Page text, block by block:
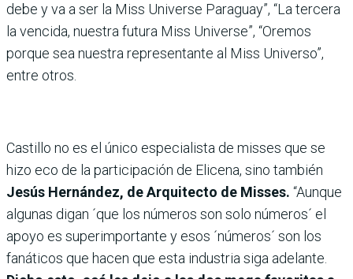
debe y va a ser la Miss Universe Paraguay”, “La tercera
la vencida, nuestra futura Miss Universe”, “Oremos
porque sea nuestra representante al Miss Universo”,
entre otros.
Castillo no es el único especialista de misses que se
hizo eco de la participación de Elicena, sino también
Jesús Hernández, de Arquitecto de Misses. “Aunque
algunas digan ´que los números son solo números´ el
apoyo es superimportante y esos ´números´ son los
fanáticos que hacen que esta industria siga adelante.